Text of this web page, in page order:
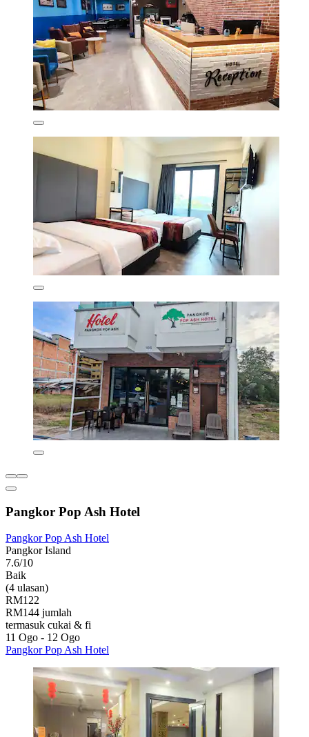
Pangkor Pop Ash Hotel
Pangkor Pop Ash Hotel
Pangkor Island
7.6/10
Baik
(4 ulasan)
RM122
RM144 jumlah
termasuk cukai & fi
11 Ogo - 12 Ogo
Pangkor Pop Ash Hotel